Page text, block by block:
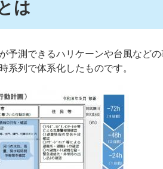
は
予測できるハリケーンや台風などの
系列で体系化したものです。